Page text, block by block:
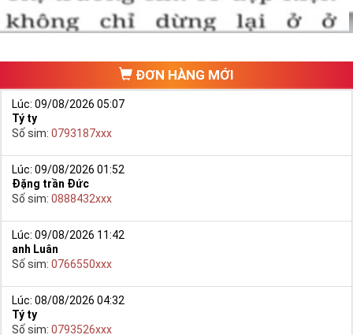
Hướng dẫn mua Sim Lục Quý 8 tại Simtiengiang.vn.
+ Bước 1: Bạn truy cập vào truy cập vào Google gõ Simtiengiang.vn
bấm vào link
ngay bên góc trái màn hình. Sau đó chọn Sim Lục Quý 8.
+ Bước 3: Khi các số sim lục quý 8 xuất hiện, bạn có thể chọn
mạng, đầu số, phân loại,… để lọc ra những yêu cầu của bạn, giúp
ĐƠN HÀNG MỚI
Lúc: 09/08/2026 05:07
Tý ty
Số sim: 0793187xxx
Lúc: 09/08/2026 01:52
Đặng trần Đức
Số sim: 0888432xxx
Lúc: 09/08/2026 11:42
anh Luân
Số sim: 0766550xxx
Lúc: 08/08/2026 04:32
Tý ty
Số sim: 0793526xxx